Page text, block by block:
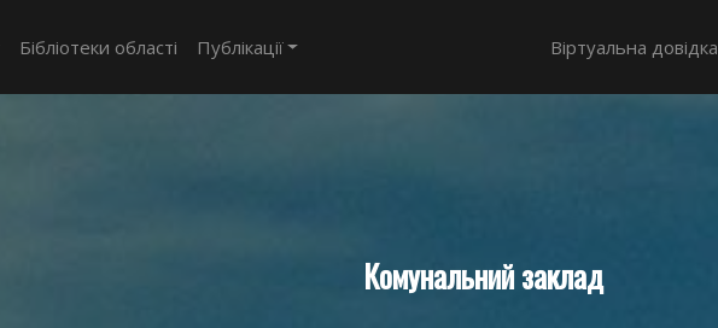
Бібліотеки області Публікації Віртуальна довідка
Комунальний заклад